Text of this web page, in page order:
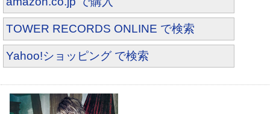
TOWER RECORDS ONLINE で検索
Yahoo!ショッピング で検索